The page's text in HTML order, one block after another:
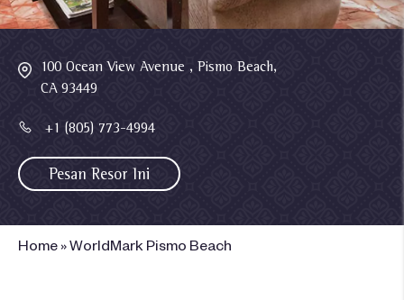
100 Ocean View Avenue , Pismo Beach,
CA 93449
+1 (805) 773-4994
Pesan Resor Ini
Home »WorldMark Pismo Beach